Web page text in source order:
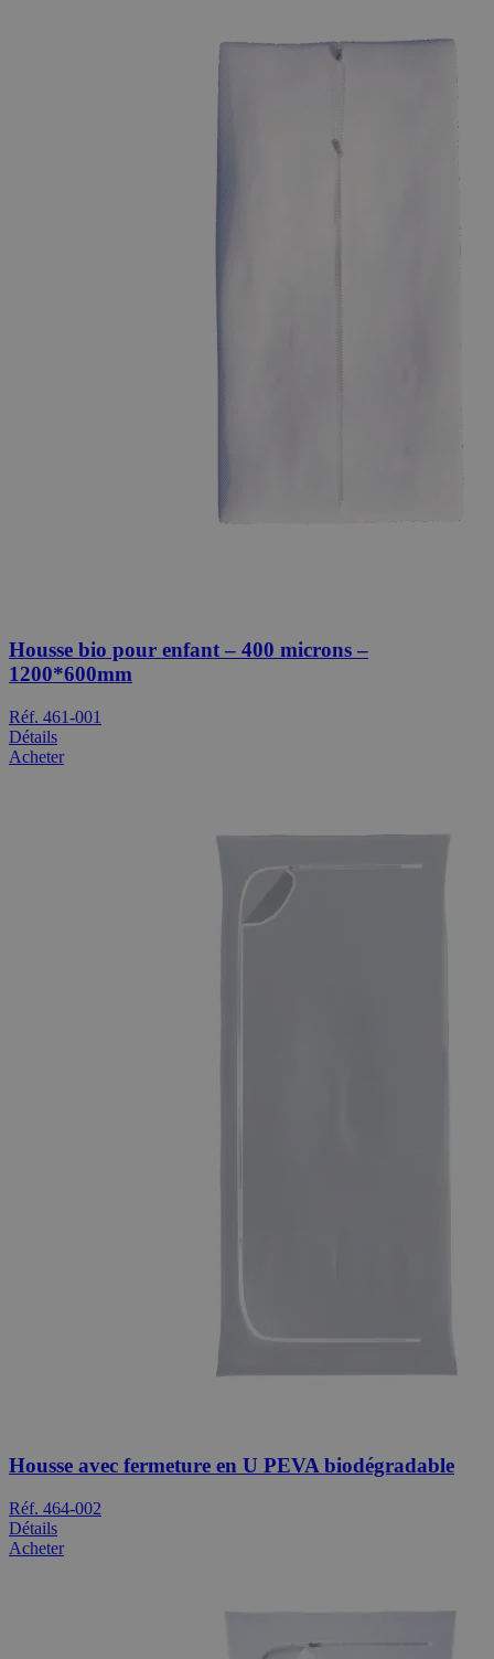
Housse bio pour enfant – 400 microns –
1200*600mm
Réf. 461-001
Détails
Acheter
Housse avec fermeture en U PEVA biodégradable
Réf. 464-002
Détails
Acheter